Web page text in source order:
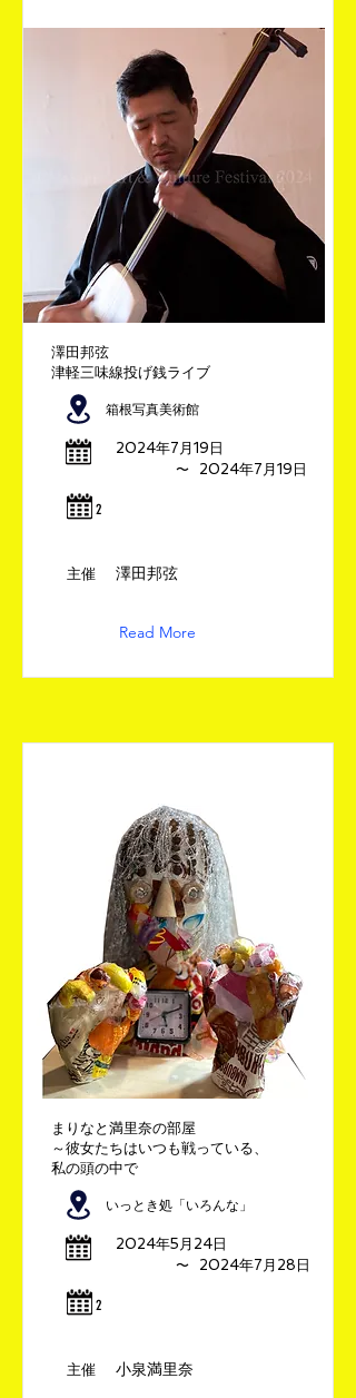
澤田邦弦
津軽三味線投げ銭ライブ
箱根写真美術館
2024年7月19日
​〜 2024年7月19日
​2
​主催 澤田邦弦
Read More
まりなと満里奈の部屋
～彼女たちはいつも戦っている、
私の頭の中で
いっとき処「いろんな」
2024年5月24日
​〜 2024年7月28日
​2
​主催 小泉満里奈